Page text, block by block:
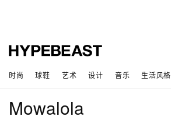
时尚 球鞋 艺术 设计 音乐 生活风格
Mowalola